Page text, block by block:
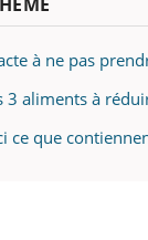
à ne pas
3 aliments à
ce que